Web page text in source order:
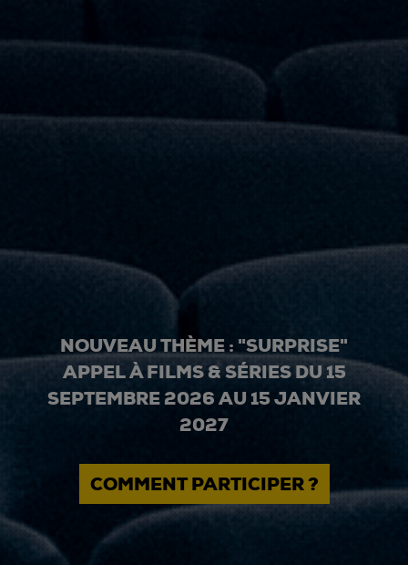
NOUVEAU THÈME : "SURPRISE"
APPEL À FILMS & SÉRIES DU 15
SEPTEMBRE 2026 AU 15 JANVIER
2027
COMMENT PARTICIPER ?